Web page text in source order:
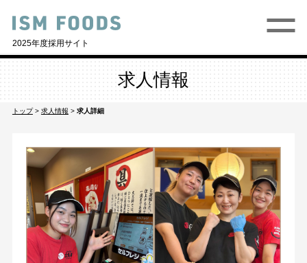
2025年度採用サイト
求人情報
トップ> 求人情報 > 求人詳細